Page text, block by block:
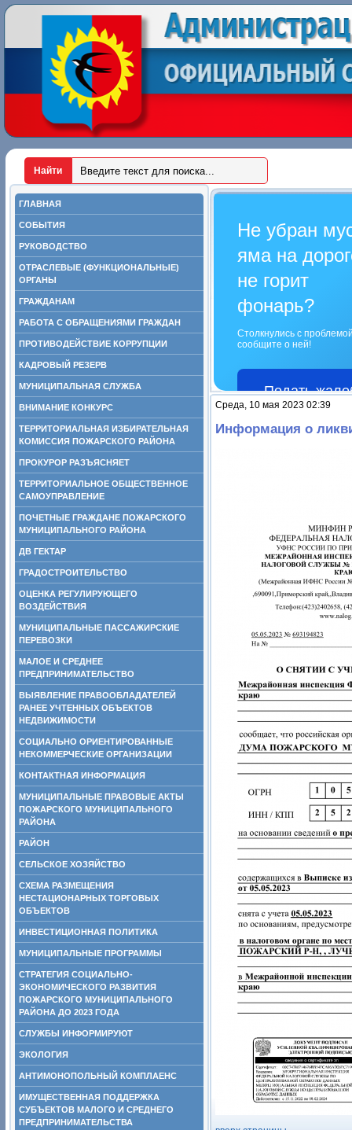
ГЛАВНАЯ
СОБЫТИЯ
РУКОВОДСТВО
ОТРАСЛЕВЫЕ (ФУНКЦИОНАЛЬНЫЕ)
ОРГАНЫ
ГРАЖДАНАМ
РАБОТА С ОБРАЩЕНИЯМИ ГРАЖДАН
ПРОТИВОДЕЙСТВИЕ КОРРУПЦИИ
КАДРОВЫЙ РЕЗЕРВ
МУНИЦИПАЛЬНАЯ СЛУЖБА
ВНИМАНИЕ КОНКУРС
ТЕРРИТОРИАЛЬНАЯ ИЗБИРАТЕЛЬНАЯ
КОМИССИЯ ПОЖАРСКОГО РАЙОНА
ПРОКУРОР РАЗЪЯСНЯЕТ
ТЕРРИТОРИАЛЬНОЕ ОБЩЕСТВЕННОЕ
САМОУПРАВЛЕНИЕ
ПОЧЕТНЫЕ ГРАЖДАНЕ ПОЖАРСКОГО
МУНИЦИПАЛЬНОГО РАЙОНА
ДВ ГЕКТАР
ГРАДОСТРОИТЕЛЬСТВО
ОЦЕНКА РЕГУЛИРУЮЩЕГО
ВОЗДЕЙСТВИЯ
МУНИЦИПАЛЬНЫЕ ПАССАЖИРСКИЕ
ПЕРЕВОЗКИ
МАЛОЕ И СРЕДНЕЕ
ПРЕДПРИНИМАТЕЛЬСТВО
ВЫЯВЛЕНИЕ ПРАВООБЛАДАТЕЛЕЙ
РАНЕЕ УЧТЕННЫХ ОБЪЕКТОВ
НЕДВИЖИМОСТИ
СОЦИАЛЬНО ОРИЕНТИРОВАННЫЕ
НЕКОММЕРЧЕСКИЕ ОРГАНИЗАЦИИ
КОНТАКТНАЯ ИНФОРМАЦИЯ
МУНИЦИПАЛЬНЫЕ ПРАВОВЫЕ АКТЫ
ПОЖАРСКОГО МУНИЦИПАЛЬНОГО
РАЙОНА
РАЙОН
СЕЛЬСКОЕ ХОЗЯЙСТВО
СХЕМА РАЗМЕЩЕНИЯ
НЕСТАЦИОНАРНЫХ ТОРГОВЫХ
ОБЪЕКТОВ
ИНВЕСТИЦИОННАЯ ПОЛИТИКА
МУНИЦИПАЛЬНЫЕ ПРОГРАММЫ
СТРАТЕГИЯ СОЦИАЛЬНО-
ЭКОНОМИЧЕСКОГО РАЗВИТИЯ
ПОЖАРСКОГО МУНИЦИПАЛЬНОГО
РАЙОНА ДО 2023 ГОДА
СЛУЖБЫ ИНФОРМИРУЮТ
ЭКОЛОГИЯ
АНТИМОНОПОЛЬНЫЙ КОМПЛАЕНС
ИМУЩЕСТВЕННАЯ ПОДДЕРЖКА
СУБЪЕКТОВ МАЛОГО И СРЕДНЕГО
ПРЕДПРИНИМАТЕЛЬСТВА
Не убран
яма на
не горит
фонарь?
Столкнулись с
сообщите о ней!
Подать
Среда, 10 мая 2023 02:39
Информация о